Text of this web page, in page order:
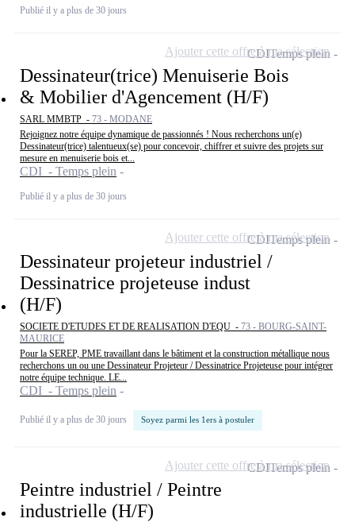
Publié il y a plus de 30 jours
Dessinateur(trice) Menuiserie Bois
& Mobilier d'Agencement (H/F)
SARL MMBTP - 73 - MODANE
Rejoignez notre équipe dynamique de passionnés ! Nous recherchons un(e)
Dessinateur(trice) talentueux(se) pour concevoir, chiffrer et suivre des projets sur
mesure en menuiserie bois et...
CDI - Temps plein
Publié il y a plus de 30 jours
CDITemps plein
Ajouter cette offre à ma sélection
Dessinateur projeteur industriel /
Dessinatrice projeteuse indust
(H/F)
SOCIETE D'ETUDES ET DE REALISATION D'EQU - 73 - BOURG-SAINT-
MAURICE
Pour la SEREP, PME travaillant dans le bâtiment et la construction métallique nous
recherchons un ou une Dessinateur Projeteur / Dessinatrice Projeteuse pour intégrer
notre équipe technique. LE...
CDI - Temps plein
Publié il y a plus de 30 jours Soyez parmi les 1ers à postuler
CDITemps plein
Ajouter cette offre à ma sélection
Peintre industriel / Peintre
industrielle (H/F)
CDITemps plein
Ajouter cette offre à ma sélection